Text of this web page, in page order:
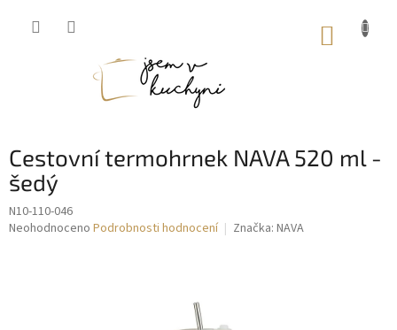
Cestovní termohrnek NAVA 520 ml -
šedý
N10-110-046
Průměrné
Neohodnoceno Podrobnosti hodnocení Značka: NAVA